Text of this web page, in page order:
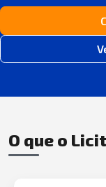
O que o